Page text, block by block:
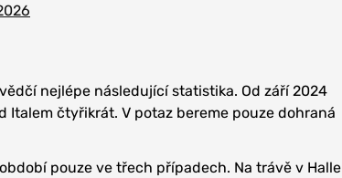
nejlépe následující statistika. Od září 2024
čtyřikrát. V potaz bereme pouze dohraná
pouze ve třech případech. Na trávě v Halle